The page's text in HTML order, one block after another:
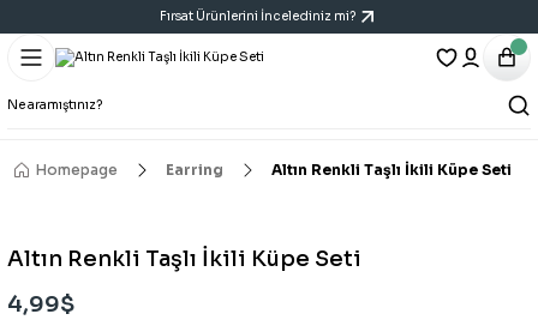
Fırsat Ürünlerini İncelediniz mi?
Homepage Earring Altın Renkli Taşlı İkili Küpe Seti
Altın Renkli Taşlı İkili Küpe Seti
4,99$
Geri Dön
Bracelet
All Bracelets
Geri Dön
Necklace
All Necklaces
Geri Dön
Earring
All Earrings